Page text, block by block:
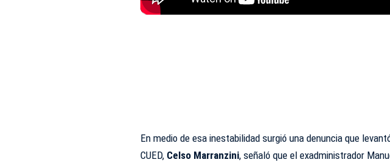
En medio de esa inestabilidad surgió una denuncia que
CUED, Celso Marranzini, señaló que el exadministrador